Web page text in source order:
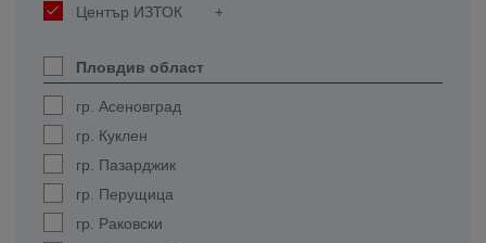
Център ИЗТОК
Пловдив област
гр. Асеновград
гр. Куклен
гр. Пазарджик
гр. Перущица
гр. Раковски